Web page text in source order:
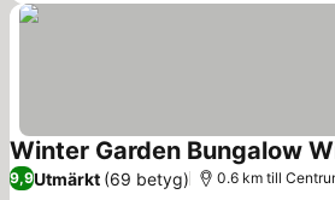
Winter Garden Bungalow
9,9Utmärkt (69 betyg) 0.6 km till